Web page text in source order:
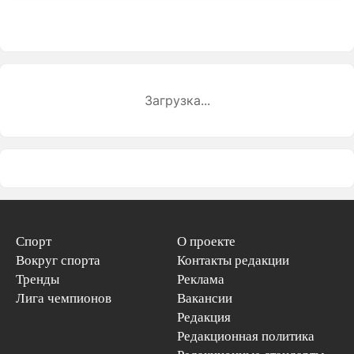
Загрузка...
Спорт
Вокруг спорта
Тренды
Лига чемпионов
О проекте
Контакты редакции
Реклама
Вакансии
Редакция
Редакционная политика